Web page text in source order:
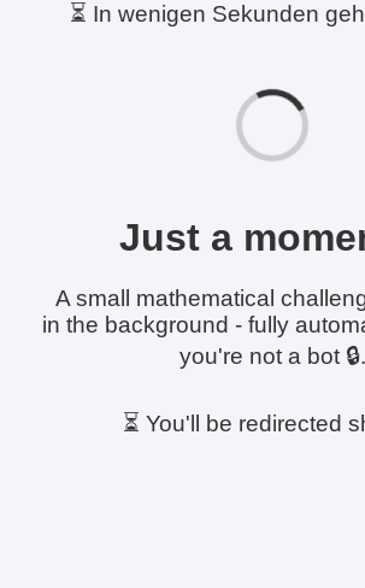
⏳ In wenigen Sekunden
Just a
A small mathematical
in the background - fully
you're not a bot 🔒.
⏳ You'll be redirected